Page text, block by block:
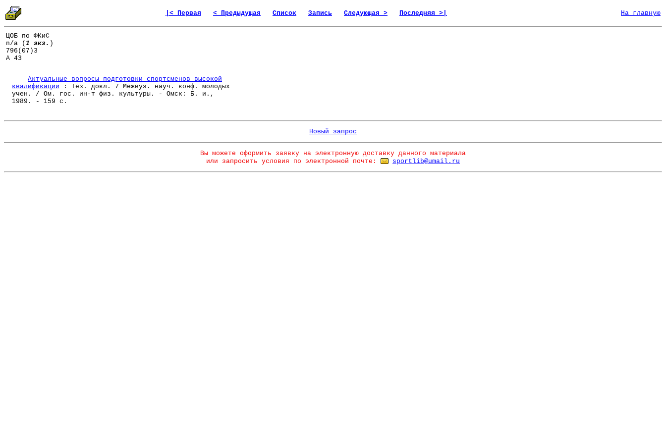
|< Первая < Предыдущая Список Запись Следующая > Последняя >| На главную
ЦОБ по ФКиС
n/a ( 1 экз. )
796(07)3
А 43
Актуальные вопросы подготовки спортсменов высокой
квалификации : Тез. докл. 7 Межвуз. науч. конф. молодых
учен. / Ом. гос. ин-т физ. культуры. - Омск: Б. и.,
1989. - 159 с.
Новый запрос
Вы можете оформить заявку на электронную доставку данного материала
или запросить условия по электронной почте:
sportlib@umail.ru